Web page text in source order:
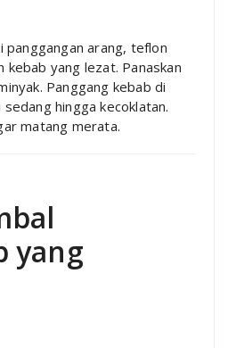
panggangan arang, teflon
kebab yang lezat. Panaskan
Panggang kebab di
hingga kecoklatan.
matang merata.
yang